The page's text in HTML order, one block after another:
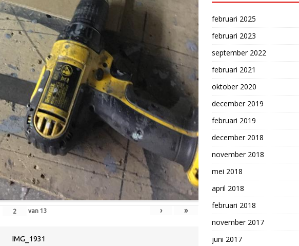
van 13 › »
IMG_1931
februari 2025
februari 2023
september 2022
februari 2021
oktober 2020
december 2019
februari 2019
december 2018
november 2018
mei 2018
april 2018
februari 2018
november 2017
juni 2017